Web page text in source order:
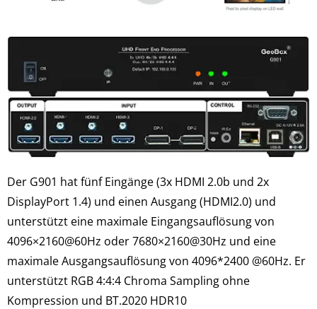
Der G901 hat fünf Eingänge (3x HDMI 2.0b und 2x
DisplayPort 1.4) und einen Ausgang (HDMI2.0) und
unterstützt eine maximale Eingangsauflösung von
4096×2160@60Hz oder 7680×2160@30Hz und eine
maximale Ausgangsauflösung von 4096*2400 @60Hz. Er
unterstützt RGB 4:4:4 Chroma Sampling ohne
Kompression und BT.2020 HDR10